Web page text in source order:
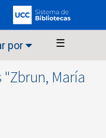
por ☰
"Zbrun, María